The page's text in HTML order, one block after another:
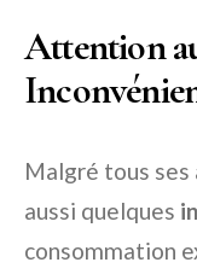
Attention
Malgré tous ses
aussi quelques
consommation